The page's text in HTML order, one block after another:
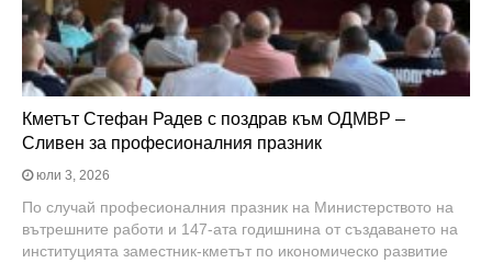
Кметът Стефан Радев с поздрав към ОДМВР –
Сливен за професионалния празник
юли 3, 2026
По случай професионалния празник на Министерството на
вътрешните работи и 147-ата годишнина от създаването на
институцията заместник-кметът по икономическо развитие